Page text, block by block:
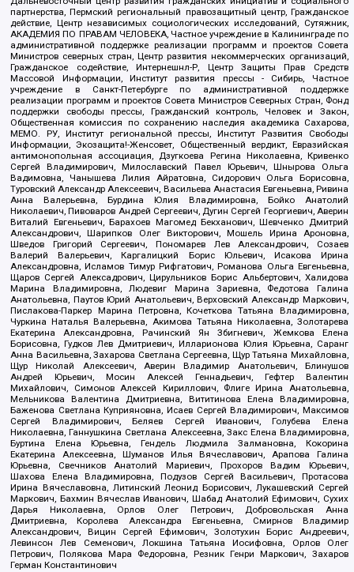
партнерства, Пермский региональный правозащитный центр, Гражданское
действие, Центр независимых социологических исследований, Сутяжник,
АКАДЕМИЯ ПО ПРАВАМ ЧЕЛОВЕКА, Частное учреждение в Калининграде по
административной поддержке реализации программ и проектов Совета
Министров северных стран, Центр развития некоммерческих организаций,
Гражданское содействие, Интернешнл-Р, Центр Защиты Прав Средств
Массовой Информации, Институт развития прессы - Сибирь, Частное
учреждение в Санкт-Петербурге по административной поддержке
реализации программ и проектов Совета Министров Северных Стран, Фонд
поддержки свободы прессы, Гражданский контроль, Человек и Закон,
Общественная комиссия по сохранению наследия академика Сахарова,
МЕМО. РУ, Институт региональной прессы, Институт Развития Свободы
Информации, Экозащита!-Женсовет, Общественный вердикт, Евразийская
антимонопольная ассоциация, Дзугкоева Регина Николаевна, Кривенко
Сергей Владимирович, Милославский Павел Юрьевич, Шнырова Ольга
Вадимовна, Чанышева Лилия Айратовна, Сидорович Ольга Борисовна,
Туровский Александр Алексеевич, Васильева Анастасия Евгеньевна, Ривина
Анна Валерьевна, Бурдина Юлия Владимировна, Бойко Анатолий
Николаевич, Пивоваров Андрей Сергеевич, Дугин Сергей Георгиевич, Аверин
Виталий Евгеньевич, Барахоев Магомед Бекханович, Шевченко Дмитрий
Александрович, Шарипков Олег Викторович, Мошель Ирина Ароновна,
Шведов Григорий Сергеевич, Пономарев Лев Александрович, Созаев
Валерий Валерьевич, Каргалицкий Борис Юльевич, Исакова Ирина
Александровна, Исламов Тимур Рифгатович, Романова Ольга Евгеньевна,
Щаров Сергей Алексадрович, Цирульников Борис Альбертович, Халидова
Марина Владимировна, Людевиг Марина Зариевна, Федотова Галина
Анатольевна, Паутов Юрий Анатольевич, Верховский Александр Маркович,
Пислакова-Паркер Марина Петровна, Кочеткова Татьяна Владимировна,
Чуркина Наталья Валерьевна, Акимова Татьяна Николаевна, Золотарева
Екатерина Александровна, Рачинский Ян Збигневич, Жемкова Елена
Борисовна, Гудков Лев Дмитриевич, Илларионова Юлия Юрьевна, Саранг
Анна Васильевна, Захарова Светлана Сергеевна, Щур Татьяна Михайловна,
Щур Николай Алексеевич, Аверин Владимир Анатольевич, Блинушов
Андрей Юрьевич, Мосин Алексей Геннадьевич, Гефтер Валентин
Михайлович, Симонов Алексей Кириллович, Флиге Ирина Анатольевна,
Мельникова Валентина Дмитриевна, Вититинова Елена Владимировна,
Баженова Светлана Куприяновна, Исаев Сергей Владимирович, Максимов
Сергей Владимирович, Беляев Сергей Иванович, Голубева Елена
Николаевна, Ганнушкина Светлана Алексеевна, Закс Елена Владимировна,
Буртина Елена Юрьевна, Гендель Людмила Залмановна, Кокорина
Екатерина Алексеевна, Шуманов Илья Вячеславович, Арапова Галина
Юрьевна, Свечников Анатолий Мариевич, Прохоров Вадим Юрьевич,
Шахова Елена Владимировна, Подузов Сергей Васильевич, Протасова
Ирина Вячеславовна, Литинский Леонид Борисович, Лукашевский Сергей
Маркович, Бахмин Вячеслав Иванович, Шабад Анатолий Ефимович, Сухих
Дарья Николаевна, Орлов Олег Петрович, Добровольская Анна
Дмитриевна, Королева Александра Евгеньевна, Смирнов Владимир
Александрович, Вицин Сергей Ефимович, Золотухин Борис Андреевич,
Левинсон Лев Семенович, Локшина Татьяна Иосифовна, Орлов Олег
Петрович, Полякова Мара Федоровна, Резник Генри Маркович, Захаров
Герман Константинович